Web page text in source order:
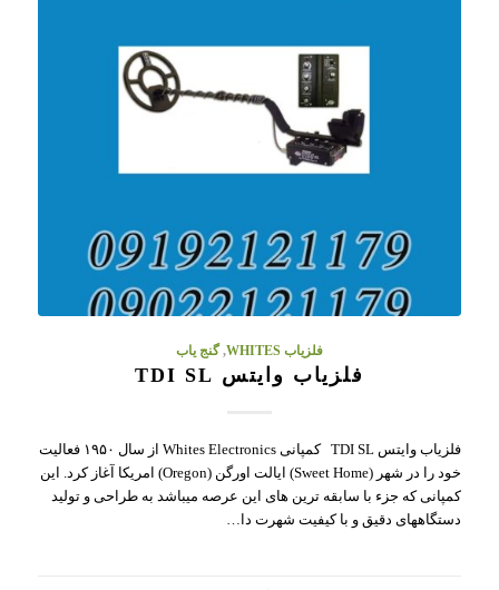
فلزیاب WHITES ,گنج یاب
فلزیاب وایتس TDI SL
فلزیاب وایتس TDI SL کمپانی Whites Electronics از سال ۱۹۵۰ فعالیت
خود را در شهر (Sweet Home) ایالت اورگن (Oregon) امریکا آغاز کرد. این
کمپانی که جزء با سابقه ترین های این عرصه میباشد به طراحی و تولید
دستگاههای دقیق و با کیفیت شهرت دا…